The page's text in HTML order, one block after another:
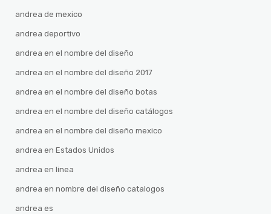
andrea de mexico
andrea deportivo
andrea en el nombre del diseño
andrea en el nombre del diseño 2017
andrea en el nombre del diseño botas
andrea en el nombre del diseño catálogos
andrea en el nombre del diseño mexico
andrea en Estados Unidos
andrea en linea
andrea en nombre del diseño catalogos
andrea es